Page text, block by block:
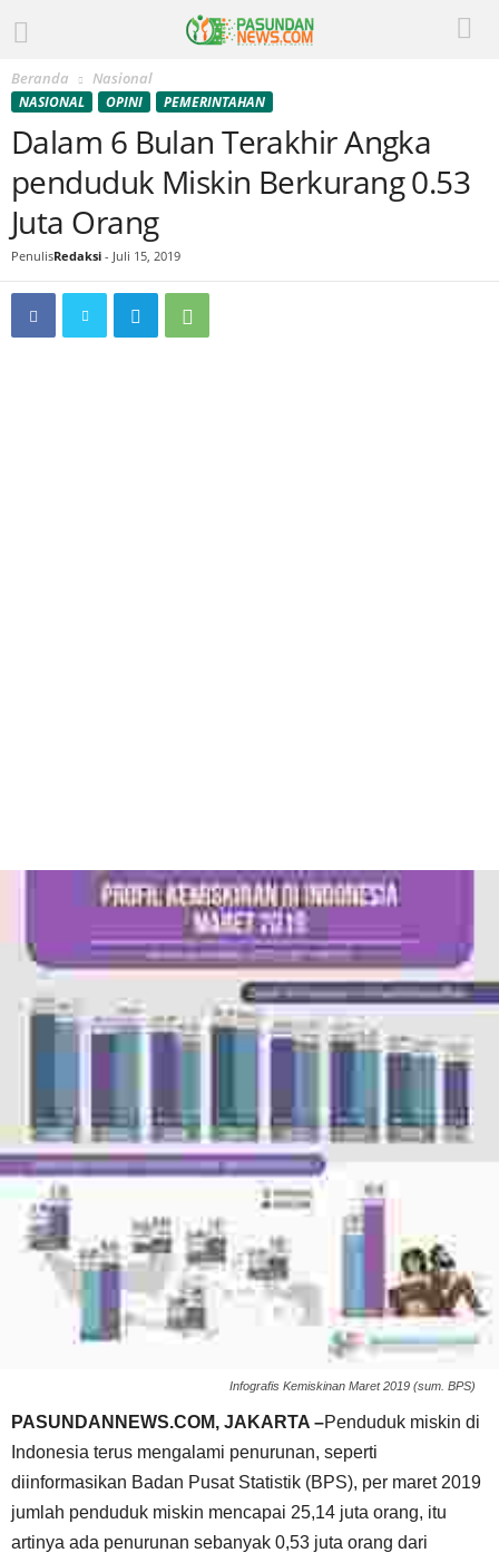
Beranda Nasional
NASIONAL OPINI PEMERINTAHAN
Dalam 6 Bulan Terakhir Angka
penduduk Miskin Berkurang 0.53
Juta Orang
PenulisRedaksi - Juli 15, 2019
Infografis Kemiskinan Maret 2019 (sum. BPS)
PASUNDANNEWS.COM, JAKARTA –Penduduk miskin di
Indonesia terus mengalami penurunan, seperti
diinformasikan Badan Pusat Statistik (BPS), per maret 2019
jumlah penduduk miskin mencapai 25,14 juta orang, itu
artinya ada penurunan sebanyak 0,53 juta orang dari